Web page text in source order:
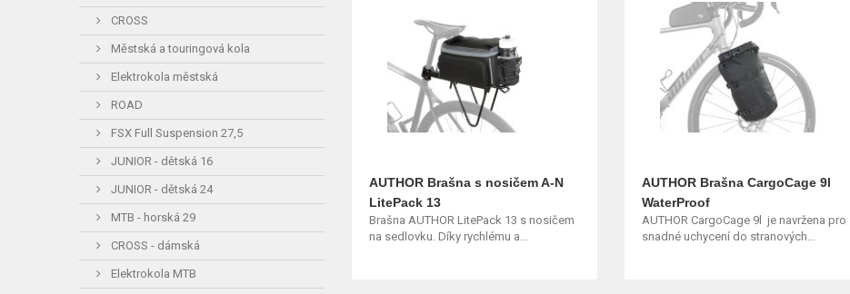
CROSS
Městská a touringová kola
Elektrokola městská
ROAD
FSX Full Suspension 27,5
JUNIOR - dětská 16
JUNIOR - dětská 24
MTB - horská 29
CROSS - dámská
Elektrokola MTB
AUTHOR Brašna s nosičem A-N
LitePack 13
Brašna AUTHOR LitePack 13 s nosičem
na sedlovku. Díky rychlému a...
AUTHOR Brašna CargoCage 9l
WaterProof
AUTHOR CargoCage 9l je navržena pro
snadné uchycení do stranových...